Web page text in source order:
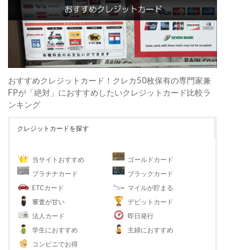
おすすめクレジットカード！クレカ50枚保有の専門家兼
FPが「絶対」におすすめしたいクレジットカード比較ラ
ンキング
クレジットカードを探す
当サイトおすすめ
ゴールドカード
プラチナカード
ブラックカード
ETCカード
マイルが貯まる
審査が甘い
デビットカード
法人カード
即日発行
学生におすすめ
主婦におすすめ
コンビニでお得